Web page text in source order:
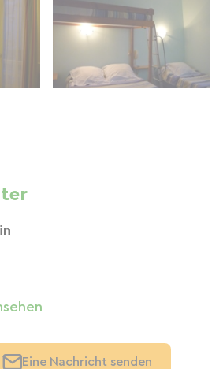
Eine Nachricht senden